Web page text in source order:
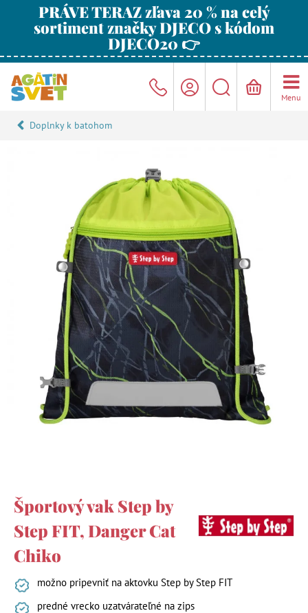
PRÁVE TERAZ zľava 20 % na celý
sortiment značky DJECO s kódom
DJECO20 👉
Menu
Doplnky k batohom
Športový vak Step by
Step FIT, Danger Cat
Chiko
možno pripevniť na aktovku Step by Step FIT
predné vrecko uzatvárateľné na zips